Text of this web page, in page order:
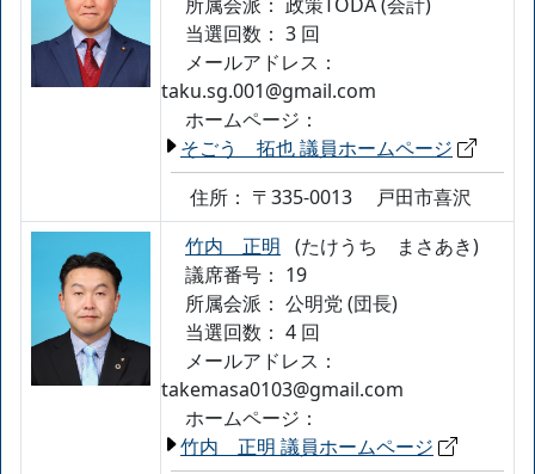
当選回数： 3 回
メールアドレス：
taku.sg.001@gmail.com
ホームページ：
そごう 拓也 議員ホームページ
住所： 〒335-0013
戸田市喜沢
竹内 正明 (たけうち まさあき)
議席番号： 19
所属会派： 公明党 (団長)
当選回数： 4 回
メールアドレス：
takemasa0103@gmail.com
ホームページ：
竹内 正明 議員ホームページ